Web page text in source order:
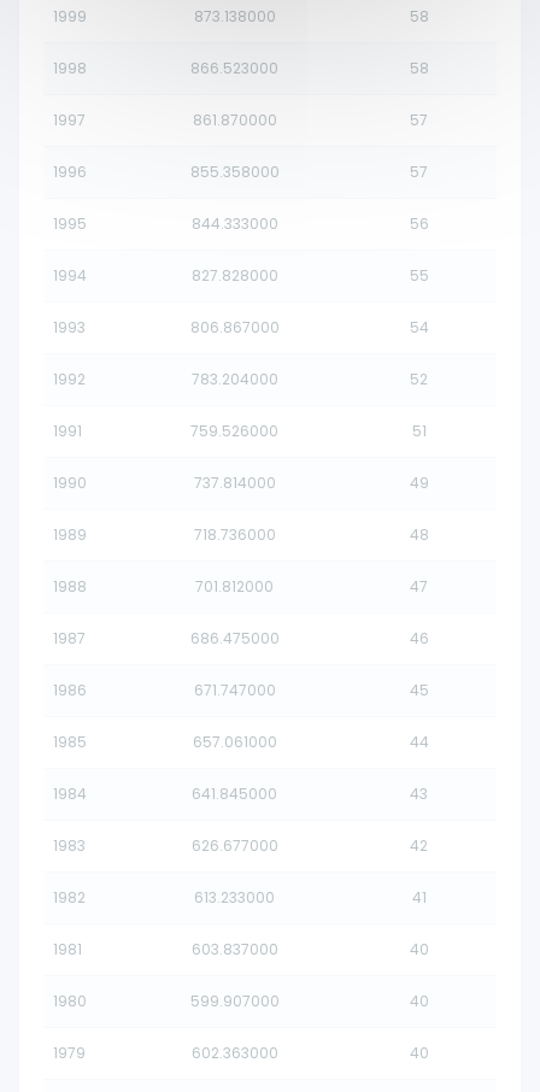
1999 873.138000 58
1998 866.523000 58
1997 861.870000 57
1996 855.358000 57
1995 844.333000 56
1994 827.828000 55
1993 806.867000 54
1992 783.204000 52
1991 759.526000 51
1990 737.814000 49
1989 718.736000 48
1988 701.812000 47
1987 686.475000 46
1986 671.747000 45
1985 657.061000 44
1984 641.845000 43
1983 626.677000 42
1982 613.233000 41
1981 603.837000 40
1980 599.907000 40
1979 602.363000 40